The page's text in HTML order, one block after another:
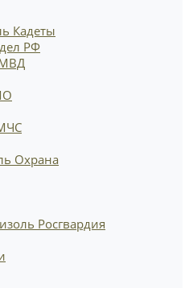
Кадеты
РФ
Охрана
Росгвардия